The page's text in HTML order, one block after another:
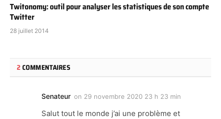
Twitonomy: outil pour analyser les statistiques de son compte
Twitter
28 juillet 2014
2COMMENTAIRES
Senateur on 29 novembre 2020 23 h 23 min
Salut tout le monde j’ai une problème et